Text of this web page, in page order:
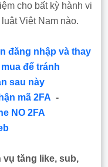
cho bất kỳ hành vi
Việt Nam nào.
đăng nhập và thay
để tránh
sau này
mã 2FA -
NO 2FA
vụ tăng like, sub,